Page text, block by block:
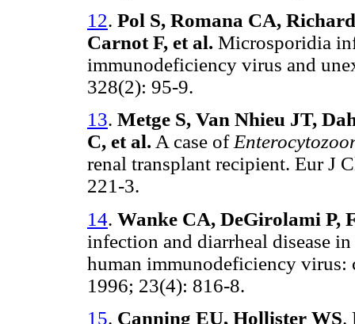
12. Pol S, Romana CA,
Carnot F, et al. Microsporidia
immunodeficiency virus and
328(2): 95-9.
13. Metge S, Van Nhieu JT,
C, et al. A case of
renal transplant recipient. Eur J
221-3.
14. Wanke CA, DeGirolami P,
infection and diarrheal disease
human immunodeficiency virus:
1996; 23(4): 816-8.
15. Canning EU, Hollister WS.